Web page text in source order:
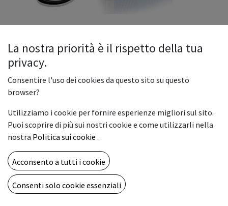
Rbl-Md Fiber Laser marking
Dotato di scala di messa a fuoco sull’asse Z e piano
marcature impeccabili sia su superfici piane sia
irregolari.
Grazie ai comandi intuitivi, alla compatibilità con
dispositivi rotativi e alla certificazione di qualità con
rigorosi controlli QC, unisce robustezza industriale e
facilità d’uso.
Dove la precisione a livello di micron incontra
La nostra priorità è il rispetto della tua
privacy.
Consentire l'uso dei cookies da questo sito su questo
browser?
Utilizziamo i cookie per fornire esperienze migliori sul sito.
Puoi scoprire di più sui nostri cookie e come utilizzarli nella
nostra Politica sui cookie .
Acconsento a tutti i cookie
Consenti solo cookie essenziali